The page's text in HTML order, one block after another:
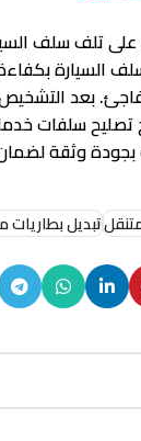
تلف سلف
السيارة
بعد
سلفات خدمات
بجودة وثقة
تبديل بطاريات